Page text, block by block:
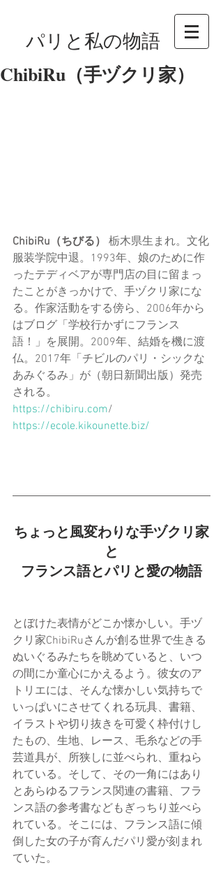
パリと私の物語
ChibiRu（手ヅクリ家）
ChibiRu（ちびる） 栃木県生まれ。文化
服装学院中退。1993年、娘のために作
ったテディベアが専門店の目に留まっ
たことがきっかけで、手ヅクリ家にな
る。作家活動をする傍ら、2006年から
はブログ「学校行かずにフランス
語！」を展開。2009年、結婚を機に渡
仏。2017年「 チビルのパリ・シックな
あみぐるみ」が（朝日新聞出版）発売
される。
https://chibiru.com/
https://ecole.kikounette.biz/
ちょっと風変わりな手ヅクリ家
と
フランス語とパリと愛の物語
とぼけた表情がどこか懐かしい。手ヅ
クリ家ChibiRuさんが創る世界で生きる
ぬいぐるみたちを眺めていると、いつ
の間にか童心にかえるよう。彼女のア
トリエには、そんな懐かしい気持ちで
いっぱいにさせてくれる玩具、書籍、
イラストや切り抜きを可愛く枠付けし
たもの、生地、レース、毛糸などの手
芸道具が、所狭しに並べられ、重ねら
れている。そして、その一角にはあり
とあらゆるフランス関連の書籍、フラ
ンス語の参考書などもぎっちり並べら
れている。そこには、フランス語に傾
倒した女の子が育んだパリ愛が刻まれ
ていた。